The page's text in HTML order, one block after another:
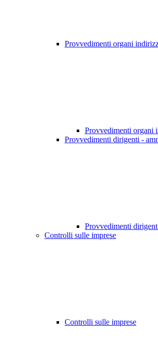
Provvedimenti organi
Provvedimenti organi
Provvedimenti dirigenti -
Provvedimenti
Controlli sulle imprese
Controlli sulle imprese